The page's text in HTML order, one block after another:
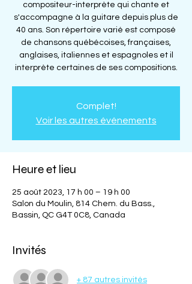
compositeur-interprète qui chante et
s'accompagne à la guitare depuis plus de
40 ans. Son répertoire varié est composé
de chansons québécoises, françaises,
anglaises, italiennes et espagnoles et il
interprète certaines de ses compositions.
Complet!
Voir les autres événements
Heure et lieu
25 août 2023, 17 h 00 – 19 h 00
Salon du Moulin, 814 Chem. du Bass.,
Bassin, QC G4T 0C8, Canada
Invités
+ 87 autres invités